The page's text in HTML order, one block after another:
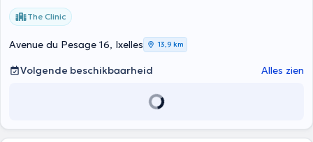
The Clinic
Avenue du Pesage 16, Ixelles 13,9 km
Volgende beschikbaarheid Alles zien